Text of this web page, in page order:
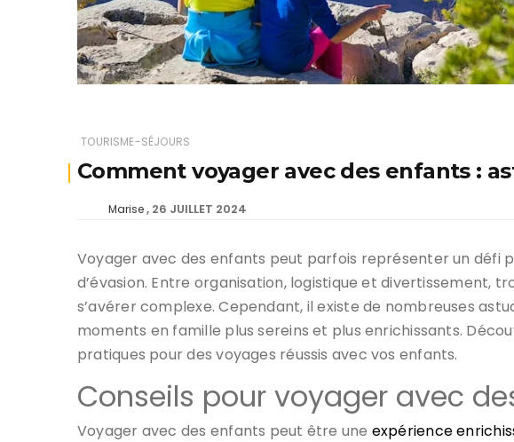
TOURISME-SÉJOURS
Comment voyager avec des enfants :
Marise 26 JUILLET 2024
Voyager avec des enfants peut parfois représenter un défi
d’évasion. Entre organisation, logistique et divertissement,
s’avérer complexe. Cependant, il existe de nombreuses
moments en famille plus sereins et plus enrichissants.
pratiques pour des voyages réussis avec vos enfants.
Conseils pour voyager avec
Voyager avec des enfants peut être une expérience